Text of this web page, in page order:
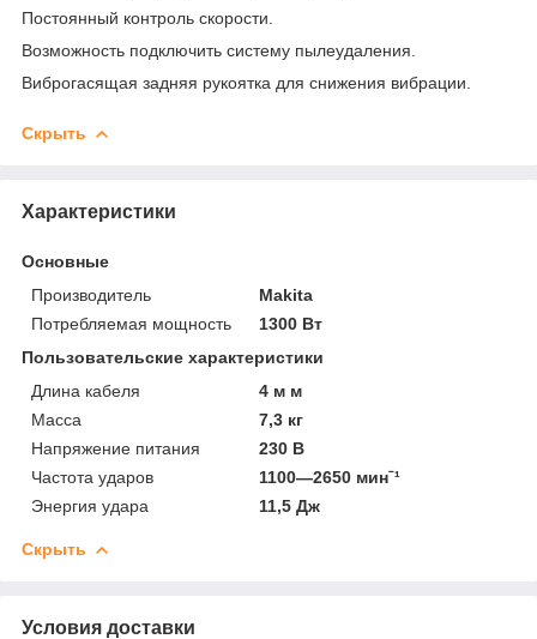
Постоянный контроль скорости.
Возможность подключить систему пылеудаления.
Виброгасящая задняя рукоятка для снижения вибрации.
Скрыть
Характеристики
Основные
Производитель
Makita
Потребляемая мощность
1300 Вт
Пользовательские характеристики
Длина кабеля
4 м м
Масса
7,3 кг
Напряжение питания
230 В
Частота ударов
1100—2650 минˉ¹
Энергия удара
11,5 Дж
Скрыть
Условия доставки